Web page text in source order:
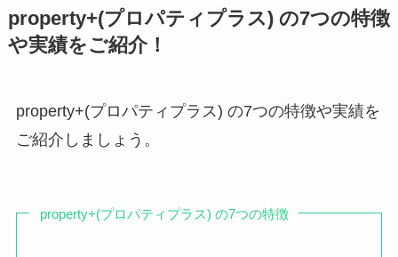
property+(プロパティプラス) の7つの特徴
や実績をご紹介！
property+(プロパティプラス) の7つの特徴や実績を
ご紹介しましょう。
property+(プロパティプラス) の7つの特徴